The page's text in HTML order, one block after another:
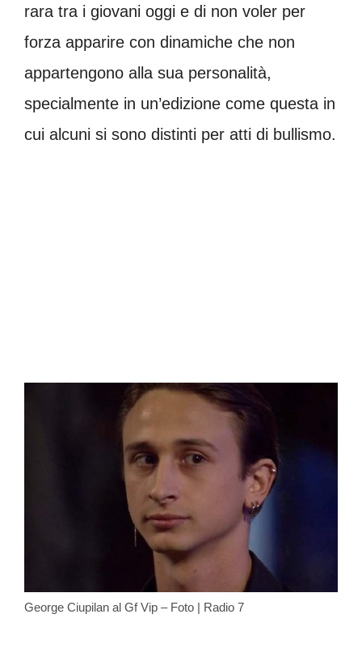
rara tra i giovani oggi e di non voler per
forza apparire con dinamiche che non
appartengono alla sua personalità,
specialmente in un’edizione come questa in
cui alcuni si sono distinti per atti di bullismo.
George Ciupilan al Gf Vip – Foto | Radio 7